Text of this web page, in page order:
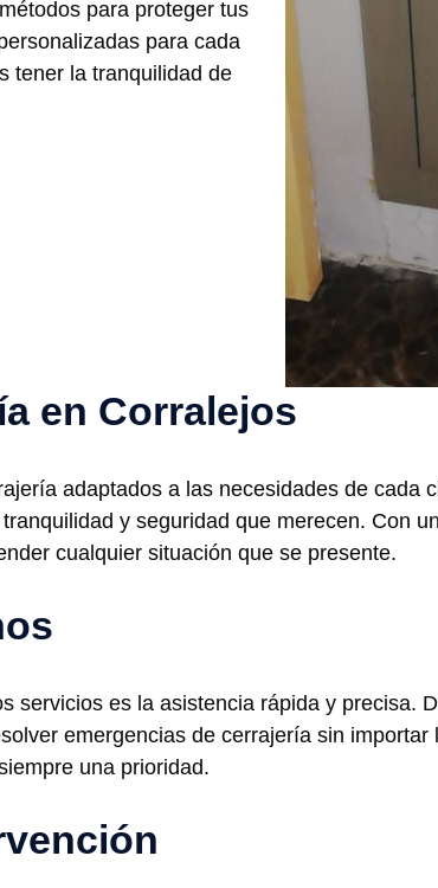
para proteger tus
para cada
tener la tranquilidad de
en Corralejos
adaptados a las necesidades de cada
y seguridad que merecen. Con
cualquier situación que se presente.
servicios es la asistencia rápida y precisa.
emergencias de cerrajería sin
una prioridad.